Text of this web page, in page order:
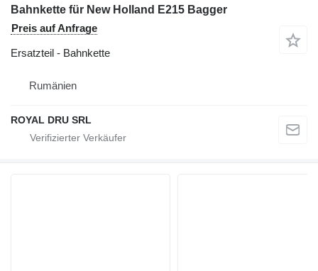
Bahnkette für New Holland E215 Bagger
Preis auf Anfrage
Ersatzteil - Bahnkette
Rumänien
ROYAL DRU SRL